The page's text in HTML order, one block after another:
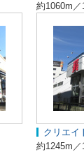
約1060m／
クリエイ
約1245m／